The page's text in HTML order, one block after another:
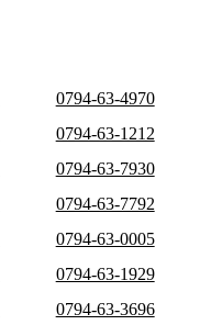
0794-63-4970
0794-63-1212
0794-63-7930
0794-63-7792
0794-63-0005
0794-63-1929
0794-63-3696